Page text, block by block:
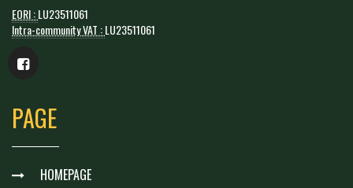
EORI :LU23511061
Intra-community VAT :LU23511061
PAGE
HOMEPAGE